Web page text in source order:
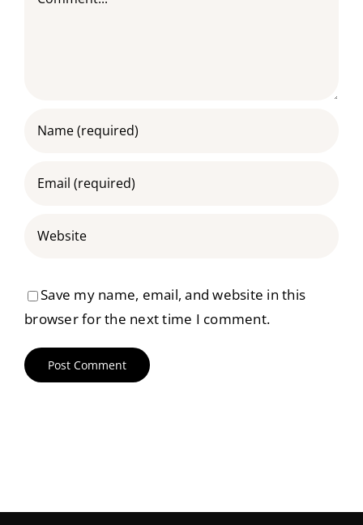
Save my name, email, and website in this
browser for the next time I comment.